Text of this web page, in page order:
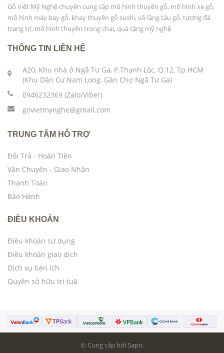
Gỗ Việt Mỹ Nghệ chuyên cung cấp mô hình thuyền gỗ, mô hình xe gỗ,
mô hình máy bay gỗ, khay thuyền gỗ sushi, vô lăng tàu gỗ, tượng đá
trang trí, mô hình thuyền trong chai, quà tặng mỹ nghệ
THÔNG TIN LIÊN HỆ
A20, Khu nhà ở Ngã Tư Ga, P.Thạnh Lộc, Q.12, Tp.HCM
(Khu Dân Cư Nam Long, Gần Chợ Ngã Tư Ga)
0946232369 (Zalo/Viber)
govietmynghe@gmail.com
TRUNG TÂM HỖ TRỢ
Đổi Trả - Hoàn Tiền
Vận Chuyển - Giao Nhận
Thanh Toán
Bảo Hành
ĐIỀU KHOẢN
Điều khoản sử dụng
Điều khoản giao dịch
Dịch vụ tiện ích
Quyền sở hữu trí tuệ
© Cung cấp bởi Sapo.